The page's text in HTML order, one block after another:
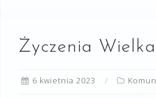
Życzenia
6 kwietnia 2023